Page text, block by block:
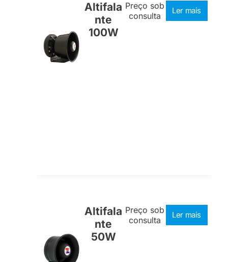
Altifala
nte
100W
Preço sob
consulta
Ler mais
Altifala
nte
50W
Preço sob
consulta
Ler mais